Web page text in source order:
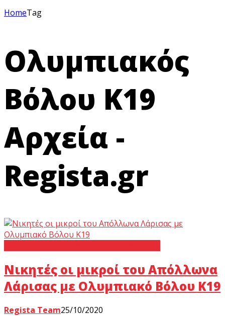
HomeTag
Ολυμπιακός
Βόλου Κ19
Αρχεία -
Regista.gr
Νικητές οι μικροί του Απόλλωνα
Λάρισας με Ολυμπιακό Βόλου Κ19
Regista Team25/10/2020